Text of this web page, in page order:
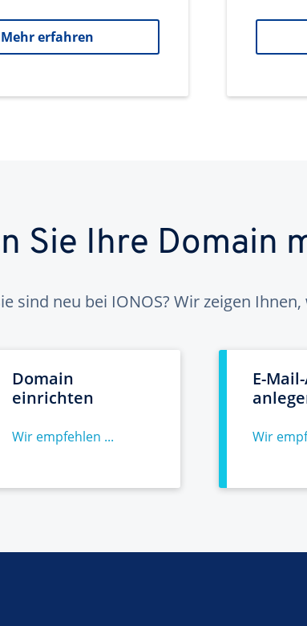
Mehr erfahren
Sie Ihre Domain
sind neu bei IONOS? Wir zeigen
Domain
einrichten
Wir empfehlen ...
E-
Wir